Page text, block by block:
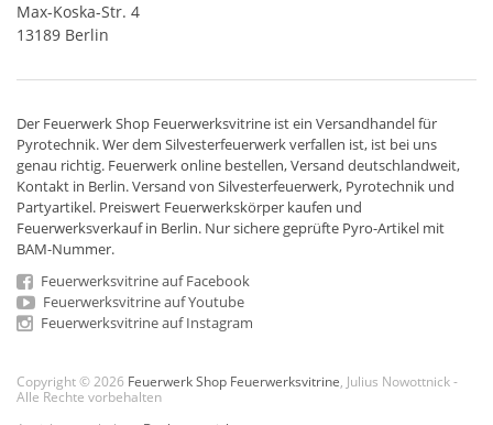
Max-Koska-Str. 4
13189 Berlin
Der Feuerwerk Shop Feuerwerksvitrine ist ein Versandhandelfür
Pyrotechnik. Wer dem Silvesterfeuerwerk verfallen ist, ist bei uns
genau richtig. Feuerwerk online bestellen,Versand deutschlandweit,
Kontakt in Berlin. Versand von Silvesterfeuerwerk, Pyrotechnik und
Partyartikel. Preiswert Feuerwerkskörper kaufen und
Feuerwerksverkauf in Berlin. Nur sichere geprüfte Pyro-Artikel mit
BAM-Nummer.
Feuerwerksvitrine auf Facebook
Feuerwerksvitrine auf Youtube
Feuerwerksvitrine auf Instagram
Copyright © 2026 Feuerwerk Shop Feuerwerksvitrine , Julius Nowottnick -
Alle Rechte vorbehalten